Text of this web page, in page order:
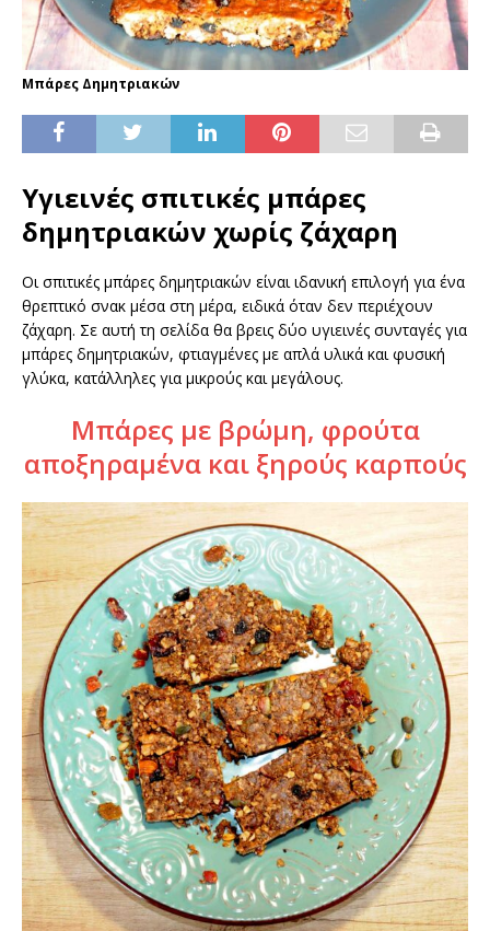
Μπάρες Δημητριακών
Υγιεινές σπιτικές μπάρες
δημητριακών χωρίς ζάχαρη
Οι σπιτικές μπάρες δημητριακών είναι ιδανική επιλογή για ένα
θρεπτικό σνακ μέσα στη μέρα, ειδικά όταν δεν περιέχουν
ζάχαρη. Σε αυτή τη σελίδα θα βρεις δύο υγιεινές συνταγές για
μπάρες δημητριακών, φτιαγμένες με απλά υλικά και φυσική
γλύκα, κατάλληλες για μικρούς και μεγάλους.
Μπάρες με βρώμη, φρούτα
αποξηραμένα και ξηρούς καρπούς